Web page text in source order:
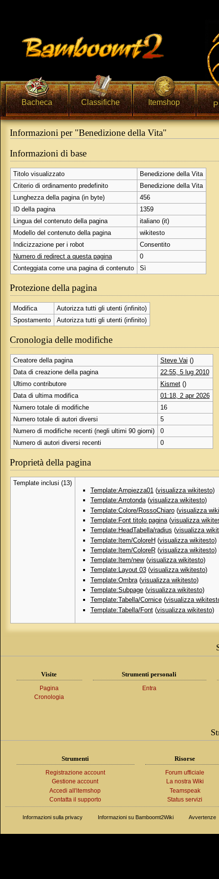
Bacheca Classifiche Itemshop
Informazioni per "Benedizione della Vita"
Informazioni di base
Titolo visualizzato
Benedizione della Vita
Criterio di ordinamento predefinito
Benedizione della Vita
Lunghezza della pagina (in byte)
456
ID della pagina
1359
Lingua del contenuto della pagina
italiano (it)
Modello del contenuto della pagina
wikitesto
Indicizzazione per i robot
Consentito
Numero di redirect a questa pagina
0
Conteggiata come una pagina di contenuto
Sì
Protezione della pagina
Modifica
Autorizza tutti gli utenti (infinito)
Spostamento
Autorizza tutti gli utenti (infinito)
Cronologia delle modifiche
Creatore della pagina Steve Vai ()
Data di creazione della pagina
22:55, 5 lug 2010
Ultimo contributore
Kismet ()
Data di ultima modifica
01:18, 2 apr 2026
Numero totale di modifiche
16
Numero totale di autori diversi
5
Numero di modifiche recenti (negli ultimi 90 giorni)
0
Numero di autori diversi recenti
0
Proprietà della pagina
Template inclusi (13)
Template:Ampiezza01(visualizza wikitesto)
Template:Arrotonda(visualizza wikitesto)
Template:Colore/RossoChiaro(visualizza
Template:Font titolo pagina(visualizza
Template:HeadTabella/radius (visualizza
Template:Item/ColoreH(visualizza wikitesto)
Template:Item/ColoreR(visualizza wikitesto)
Template:Item/new(visualizza wikitesto)
Template:Layout 03(visualizza wikitesto)
Template:Ombra(visualizza wikitesto)
Template:Subpage(visualizza wikitesto)
Template:Tabella/Cornice(visualizza
Template:Tabella/Font(visualizza wikitesto)
Visite
Pagina
Cronologia
Strumenti personali
Entra
Strumenti
Registrazione account
Gestione account
Accedi all'itemshop
Contatta il supporto
Risorse
Forum ufficiale
La nostra Wiki
Teamspeak
Status servizi
Informazioni sulla privacy Informazioni su Bamboomt2Wiki Avvertenze